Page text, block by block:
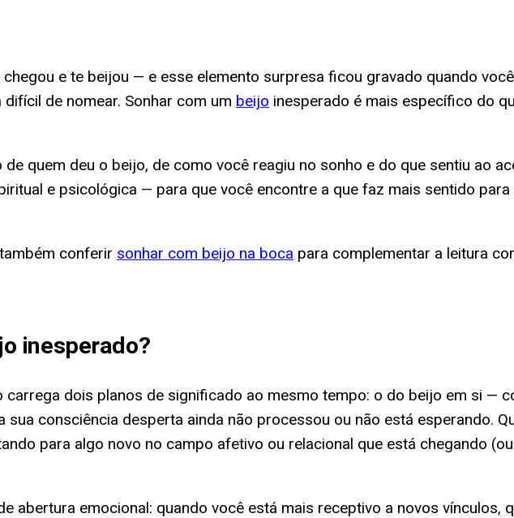
e te beijou — e esse elemento surpresa ficou gravado quando
de nomear. Sonhar com um beijo inesperado é mais específico do
quem deu o beijo, de como você reagiu no sonho e do que sentiu ao
e psicológica — para que você encontre a que faz mais sentido
conferir sonhar com beijo na boca para complementar a leitura
inesperado?
dois planos de significado ao mesmo tempo: o do beijo em si —
consciência desperta ainda não processou ou não está esperando.
para algo novo no campo afetivo ou relacional que está chegando
abertura emocional: quando você está mais receptivo a novos vínculos,